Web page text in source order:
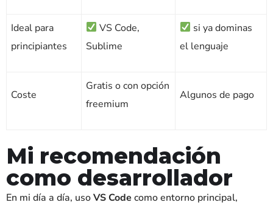
Ideal para
principiantes
VS Code,
Sublime
si ya dominas
el lenguaje
Coste
Gratis o con opción
freemium
Algunos de pago
Mi recomendación
como desarrollador
En mi día a día, usoVS Code como entorno principal,